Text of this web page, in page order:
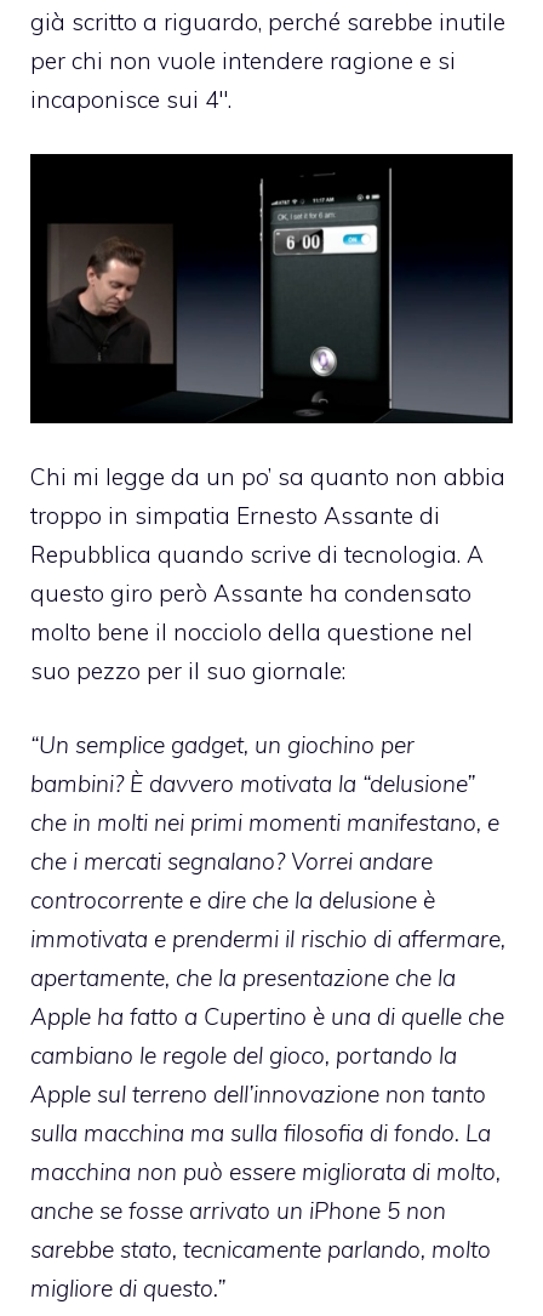
già scritto a riguardo, perché sarebbe inutile
per chi non vuole intendere ragione e si
incaponisce sui 4″.
Chi mi legge da un po’ sa quanto non abbia
troppo in simpatia Ernesto Assante di
Repubblica quando scrive di tecnologia. A
questo giro però Assante ha condensato
molto bene il nocciolo della questione nel
suo pezzo per il suo giornale:
“Un semplice gadget, un giochino per
bambini? È davvero motivata la “delusione”
che in molti nei primi momenti manifestano, e
che i mercati segnalano? Vorrei andare
controcorrente e dire che la delusione è
immotivata e prendermi il rischio di affermare,
apertamente, che la presentazione che la
Apple ha fatto a Cupertino è una di quelle che
cambiano le regole del gioco, portando la
Apple sul terreno dell’innovazione non tanto
sulla macchina ma sulla filosofia di fondo. La
macchina non può essere migliorata di molto,
anche se fosse arrivato un iPhone 5 non
sarebbe stato, tecnicamente parlando, molto
migliore di questo.”